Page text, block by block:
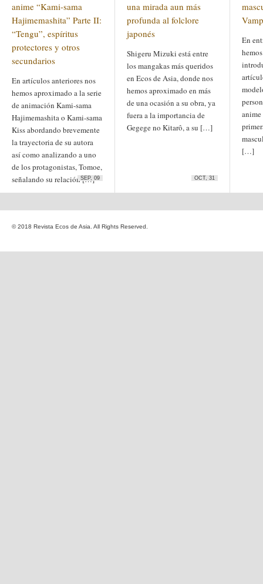
de Kutani
Name *en«Recuerdos de
la Alhambra» y la
reinvención de un género
Etiquetas
animación anime arte
arte contemporáneo
arte
japonés
barcelona
boys'loveChina
cine Cine chino cine indio
Cine japonés coreaCorea
del Sur crítica cómic edo
exposición fotografía
homosexualidad hong
kong India irán islam
japonismo japón
literatura manga Meiji
anime “Kami-sama
Hajimemashita” Parte II:
“Tengu”, espíritus
protectores y otros
secundarios
En artículos anteriores nos
hemos aproximado a la serie
de animación Kami-sama
Hajimemashita o Kami-sama
Kiss abordando brevemente
la trayectoria de su autora
así como analizando a uno
de los protagonistas, Tomoe,
señalando su relación […]
SEP, 09
una mirada aun más
profunda al folclore
japonés
Shigeru Mizuki está entre
los mangakas más queridos
en Ecos de Asia, donde nos
hemos aproximado en más
de una ocasión a su obra, ya
fuera a la importancia de
Gegege no Kitarô, a su […]
OCT, 31
En
[…]
© 2018 Revista Ecos de Asia. All Rights Reserved.